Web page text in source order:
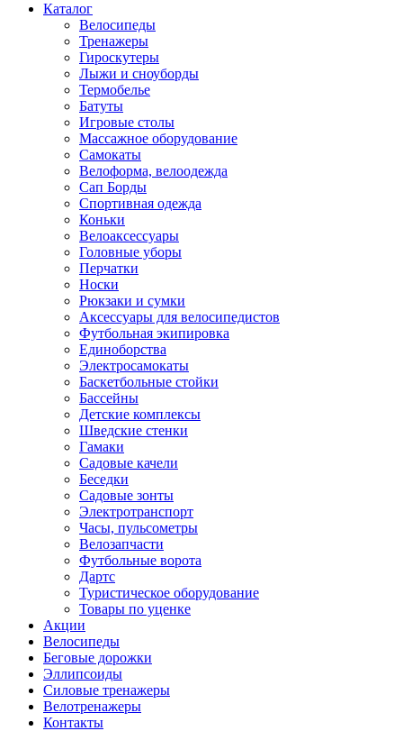
Каталог
Велосипеды
Тренажеры
Гироскутеры
Лыжи и сноуборды
Термобелье
Батуты
Игровые столы
Массажное оборудование
Самокаты
Велоформа, велоодежда
Сап Борды
Спортивная одежда
Коньки
Велоаксессуары
Головные уборы
Перчатки
Носки
Рюкзаки и сумки
Аксессуары для велосипедистов
Футбольная экипировка
Единоборства
Электросамокаты
Баскетбольные стойки
Бассейны
Детские комплексы
Шведские стенки
Гамаки
Садовые качели
Беседки
Садовые зонты
Электротранспорт
Часы, пульсометры
Велозапчасти
Футбольные ворота
Дартс
Туристическое оборудование
Товары по уценке
Акции
Велосипеды
Беговые дорожки
Эллипсоиды
Силовые тренажеры
Велотренажеры
Контакты